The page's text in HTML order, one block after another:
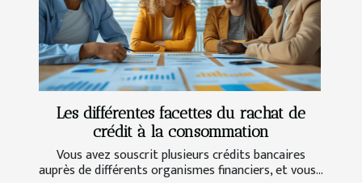
Les différentes facettes du rachat de
crédit à la consommation
Vous avez souscrit plusieurs crédits bancaires
auprès de différents organismes financiers, et vous...